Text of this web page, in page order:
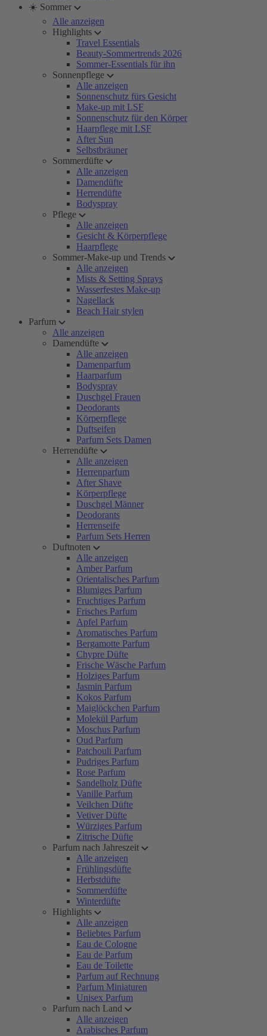
☀️ Sommer
Alle anzeigen
Highlights
Travel Essentials
Beauty-Sommertrends 2026
Sommer-Essentials für ihn
Sonnenpflege
Alle anzeigen
Sonnenschutz fürs Gesicht
Make-up mit LSF
Sonnenschutz für den Körper
Haarpflege mit LSF
After Sun
Selbstbräuner
Sommerdüfte
Alle anzeigen
Damendüfte
Herrendüfte
Bodyspray
Pflege
Alle anzeigen
Gesicht & Körperpflege
Haarpflege
Sommer-Make-up und Trends
Alle anzeigen
Mists & Setting Sprays
Wasserfestes Make-up
Nagellack
Beach Hair stylen
Parfum
Alle anzeigen
Damendüfte
Alle anzeigen
Damenparfum
Haarparfum
Bodyspray
Duschgel Frauen
Deodorants
Körperpflege
Duftseifen
Parfum Sets Damen
Herrendüfte
Alle anzeigen
Herrenparfum
After Shave
Körperpflege
Duschgel Männer
Deodorants
Herrenseife
Parfum Sets Herren
Duftnoten
Alle anzeigen
Amber Parfum
Orientalisches Parfum
Blumiges Parfum
Fruchtiges Parfum
Frisches Parfum
Apfel Parfum
Aromatisches Parfum
Bergamotte Parfum
Chypre Düfte
Frische Wäsche Parfum
Holziges Parfum
Jasmin Parfum
Kokos Parfum
Maiglöckchen Parfum
Molekül Parfum
Moschus Parfum
Oud Parfum
Patchouli Parfum
Pudriges Parfum
Rose Parfum
Sandelholz Düfte
Vanille Parfum
Veilchen Düfte
Vetiver Düfte
Würziges Parfum
Zitrische Düfte
Parfum nach Jahreszeit
Alle anzeigen
Frühlingsdüfte
Herbstdüfte
Sommerdüfte
Winterdüfte
Highlights
Alle anzeigen
Beliebtes Parfum
Eau de Cologne
Eau de Parfum
Eau de Toilette
Parfum auf Rechnung
Parfum Miniaturen
Unisex Parfum
Parfum nach Land
Alle anzeigen
Arabisches Parfum